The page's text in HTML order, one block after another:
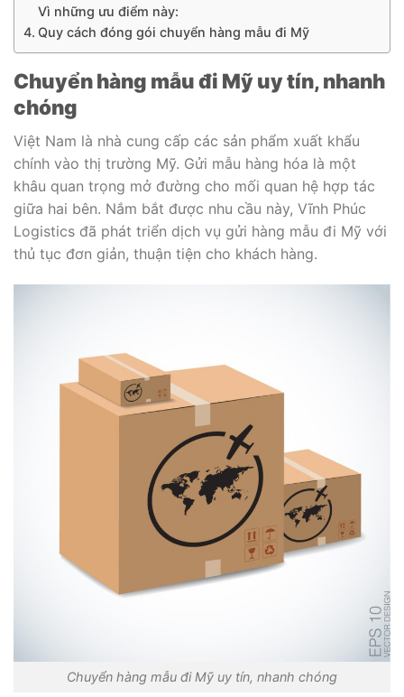
Vì những ưu điểm này:
Quy cách đóng gói chuyển hàng mẫu đi Mỹ
Chuyển hàng mẫu đi Mỹ uy tín, nhanh
chóng
Việt Nam là nhà cung cấp các sản phẩm xuất khẩu
chính vào thị trường Mỹ. Gửi mẫu hàng hóa là một
khâu quan trọng mở đường cho mối quan hệ hợp tác
giữa hai bên. Nắm bắt được nhu cầu này, Vĩnh Phúc
Logistics đã phát triển dịch vụ gửi hàng mẫu đi Mỹ với
thủ tục đơn giản, thuận tiện cho khách hàng.
Chuyển hàng mẫu đi Mỹ uy tín, nhanh chóng